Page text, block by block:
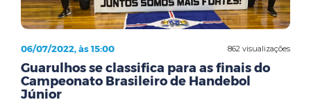
862 visualizações
06/07/2022, às 15:00
Guarulhos se classifica para as finais do
Campeonato Brasileiro de Handebol
Júnior